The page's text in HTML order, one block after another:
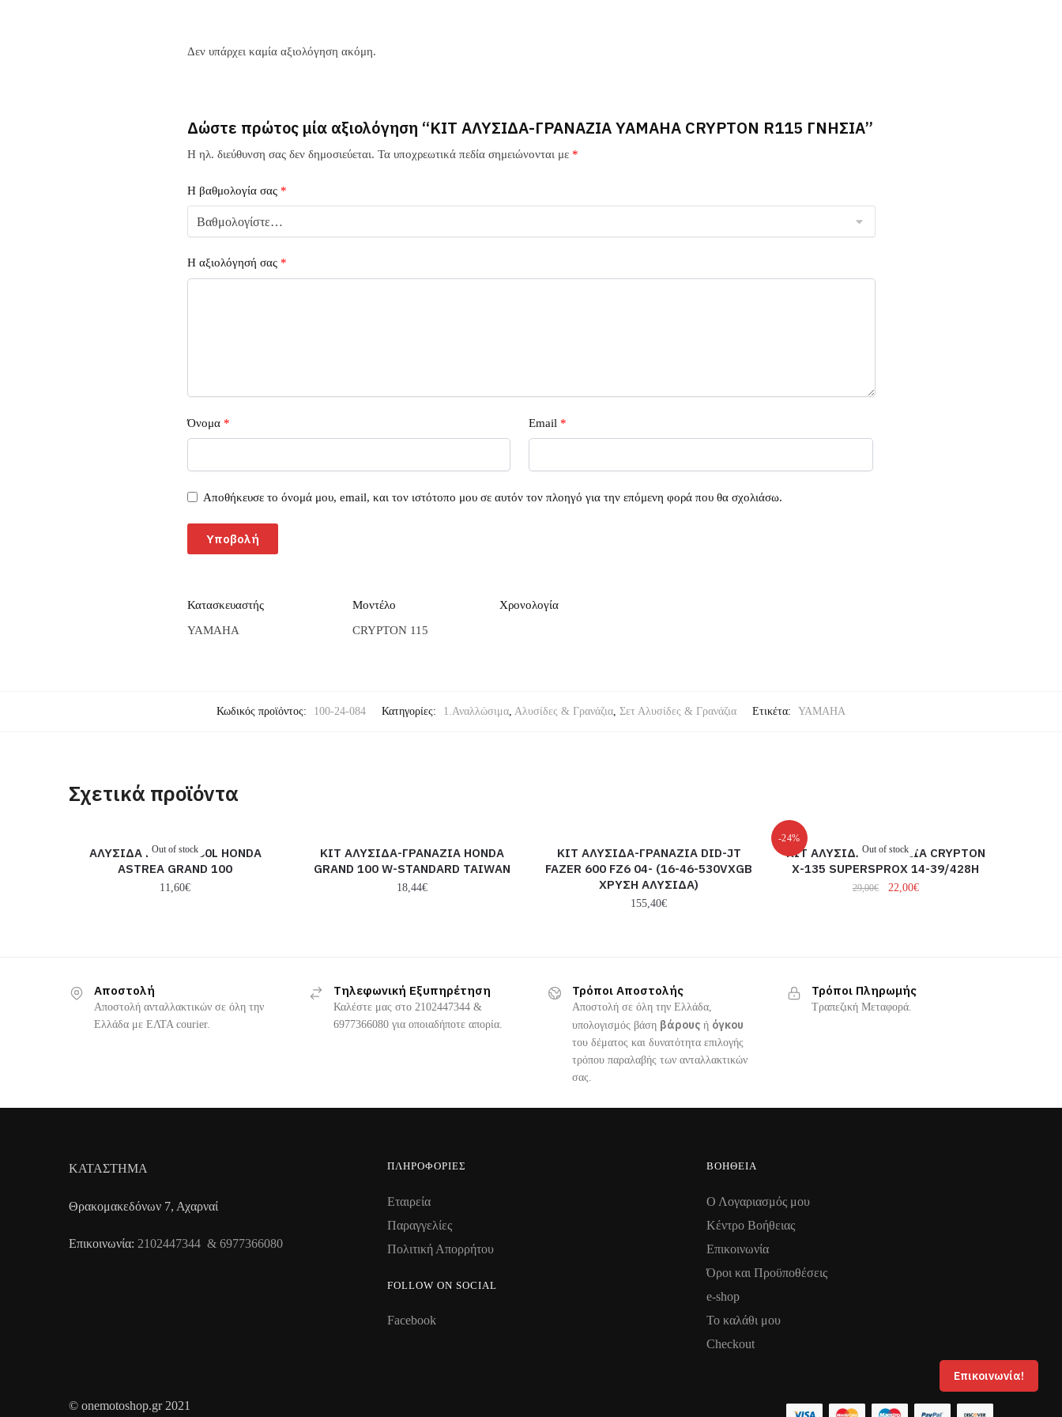
Επικοινωνία!
Δεν υπάρχει καμία αξιολόγηση ακόμη.
Δώστε πρώτος μία αξιολόγηση “ΚΙΤ ΑΛΥΣΙΔΑ-ΓΡΑΝΑΖΙΑ YAMAHA CRYPTON R115 ΓΝΗΣΙΑ”
Η ηλ. διεύθυνση σας δεν δημοσιεύεται. Τα υποχρεωτικά πεδία σημειώνονται με *
Η βαθμολογία σας *
Η αξιολόγησή σας *
Όνομα * Email *
Αποθήκευσε το όνομά μου, email, και τον ιστότοπο μου σε αυτόν τον πλοηγό για την επόμενη φορά που θα σχολιάσω.
Κατασκευαστής Μοντέλο
Χρονολογία
YAMAHA
CRYPTON 115
Κωδικός προϊόντος: 100-24-084 Κατηγορίες: 1.Αναλλώσιμα Αλυσίδες & Γρανάζια Σετ Αλυσίδες & Γρανάζια Ετικέτα: YAMAHA
Σχετικά προϊόντα
Out of stock
ΑΛΥΣΙΔΑ RK 428-100L HONDA
ASTREA GRAND 100
11,60€
ΚΙΤ ΑΛΥΣΙΔΑ-ΓΡΑΝΑΖΙΑ HONDA
GRAND 100 W-STANDARD TAIWAN
18,44€
ΚΙΤ ΑΛΥΣΙΔΑ-ΓΡΑΝΑΖΙΑ DID-JT
FAZER 600 FZ6 04- (16-46-530VXGB
ΧΡΥΣΗ ΑΛΥΣΙΔΑ)
155,40€
-24%
Out of stock
ΚΙΤ ΑΛΥΣΙΔΑ-ΓΡΑΝΑΖΙΑ CRYPTON
X-135 SUPERSPROX 14-39/428H
29,00€ 22,00€
Αποστολή
Αποστολή ανταλλακτικών σε όλη την
Ελλάδα με ΕΛΤΑ courier.
Τηλεφωνική Εξυπηρέτηση
Καλέστε μας στο 2102447344 &
6977366080 για οποιαδήποτε απορία.
Τρόποι Αποστολής
Αποστολή σε όλη την Ελλάδα,
υπολογισμός βάση βάρους ή όγκου
του δέματος και δυνατότητα επιλογής
τρόπου παραλαβής των ανταλλακτικών
σας.
Τρόποι Πληρωμής
Τραπεζική Μεταφορά.
ΚΑΤΑΣΤΗΜΑ
Θρακομακεδόνων 7, Αχαρναί
Επικοινωνία: 2102447344 & 6977366080
ΠΛΗΡΟΦΟΡΊΕΣ
Εταιρεία
Παραγγελίες
Πολιτική Απορρήτου
FOLLOW ON SOCIAL
Facebook
ΒΟΉΘΕΙΑ
Ο Λογαριασμός μου
Κέντρο Βοήθειας
Επικοινωνία
Όροι και Προϋποθέσεις
e-shop
Το καλάθι μου
Checkout
© onemotoshop.gr 2021